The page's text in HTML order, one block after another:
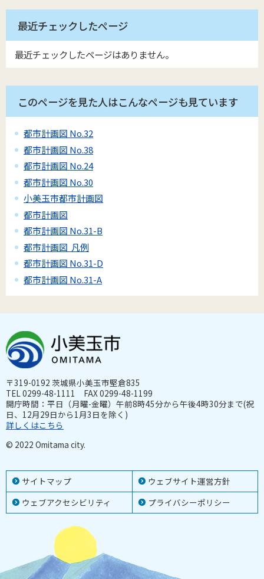
最近チェックしたページ
最近チェックしたページはありません。
このページを見た人はこんなページも見ています
都市計画図 No.32
都市計画図 No.38
都市計画図 No.24
都市計画図 No.30
小美玉市都市計画図
都市計画図
都市計画図 No.31-B
都市計画図 凡例
都市計画図 No.31-D
都市計画図 No.31-A
サイトマップ
ウェブサイト運営方針
ウェブアクセシビリティ
プライバシーポリシー
〒319-0192 茨城県小美玉市堅倉835
TEL 0299-48-1111 FAX 0299-48-1199
開庁時間：平日（月曜-金曜）午前8時45分から午後4時30分まで(祝
日、12月29日から1月3日を除く)
詳しくはこちら
© 2022 Omitama city.